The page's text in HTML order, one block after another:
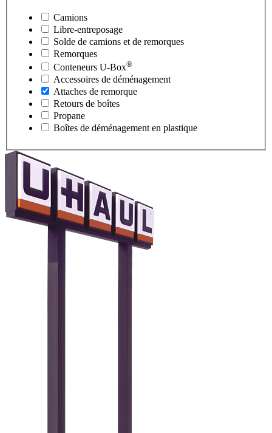
Camions
Libre-entreposage
Solde de camions et de remorques
Remorques
Conteneurs U-Box®
Accessoires de déménagement
Attaches de remorque
Retours de boîtes
Propane
Boîtes de déménagement en plastique